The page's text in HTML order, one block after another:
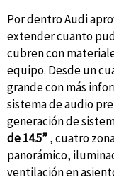
Por dentro Audi
extender cuanto
cubren con
equipo. Desde un
grande con más
sistema de audio
generación de
de 14.5”, cuatro
panorámico,
ventilación en